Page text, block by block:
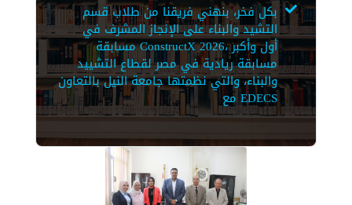
بكل فخر، بنهني فريقنا من طلاب قسم
التشيد والبناء على الإنجاز المشرف في
مسابقة ConstructX 2026، أول وأكبر
مسابقة ريادية في مصر لقطاع التشييد
والبناء، والتي نظمتها جامعة النيل بالتعاون
مع EDECS